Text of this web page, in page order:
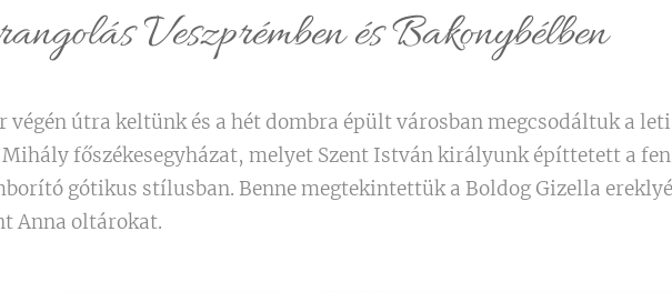
Veszprémben és Bakonybélben
végén útra keltünk és a hét dombra épült városban megcsodáltuk a
Mihály főszékesegyházat, melyet Szent István királyunk építtetett a
gótikus stílusban. Benne megtekintettük a Boldog Gizella
Anna oltárokat.